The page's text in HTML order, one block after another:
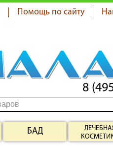
Помощь по сайту
8
БАД